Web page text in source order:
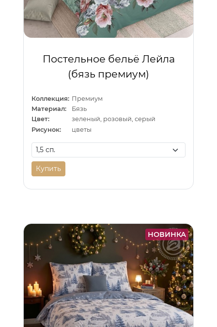
Постельное бельё Лейла
(бязь премиум)
Коллекция: Премиум
Материал:
Бязь
Цвет:
зеленый, розовый, серый
Рисунок:
цветы
Купить
НОВИНКА